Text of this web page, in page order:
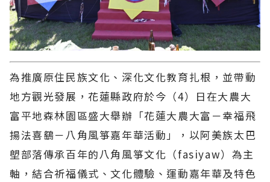
為推廣原住民族文化、深化文化教育扎根，並帶動
地方觀光發展，花蓮縣政府於今（4）日在大農大
富平地森林園區盛大舉辦「花蓮大農大富－幸福飛
揚法喜鷂－八角風箏嘉年華活動」，以阿美族太巴
塱部落傳承百年的八角風箏文化（fasiyaw）為主
軸，結合祈福儀式、文化體驗、運動嘉年華及特色